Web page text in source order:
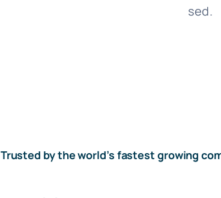
sed.
Trusted by the world’s fastest growing